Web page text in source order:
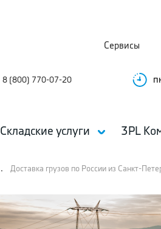
8 (800) 770-07-20
Сервисы
Складские услуги 3PL
. Доставка грузов по России из Санкт-